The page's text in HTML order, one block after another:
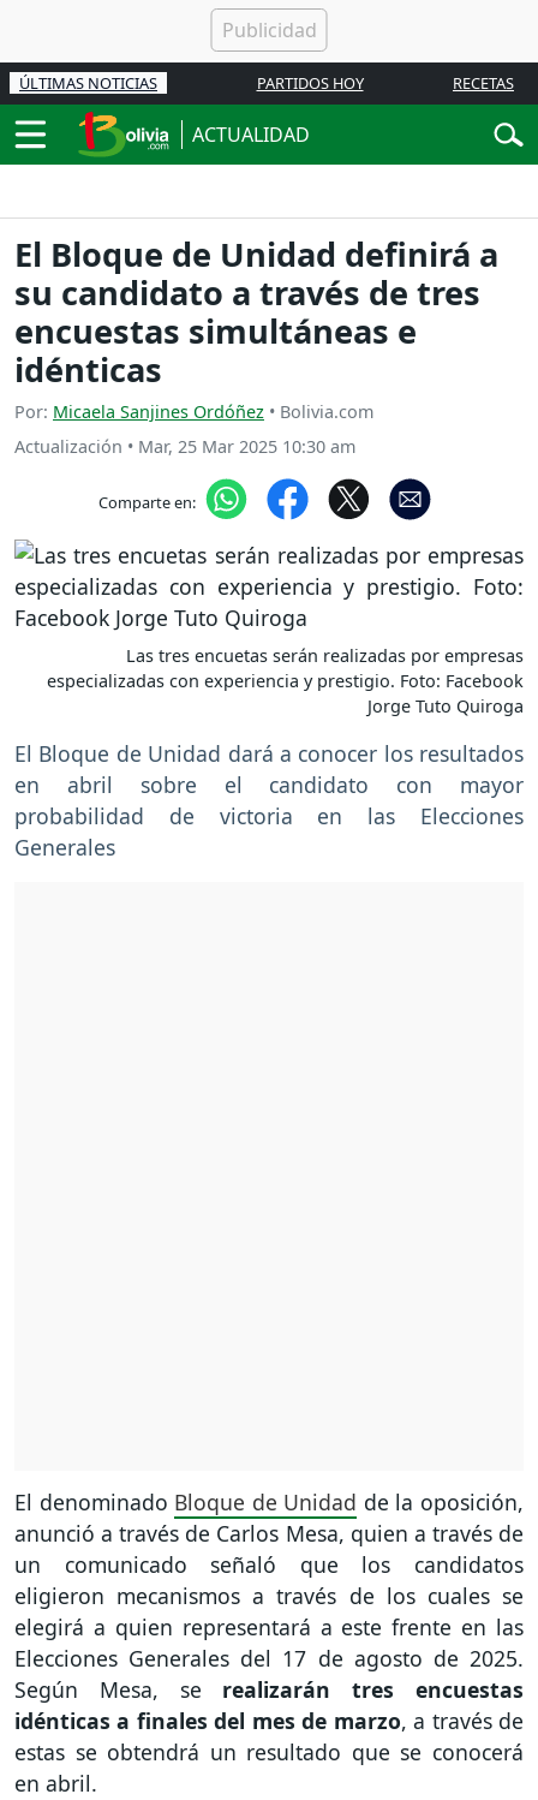
ÚLTIMAS NOTICIAS PARTIDOS HOY RECETAS
ACTUALIDAD
El Bloque de Unidad definirá a
su candidato a través de tres
encuestas simultáneas e
idénticas
Por: Micaela Sanjines Ordóñez • Bolivia.com
Actualización • Mar, 25 Mar 2025 10:30 am
Comparte en:
Las tres encuetas serán realizadas por empresas
especializadas con experiencia y prestigio. Foto: Facebook
Jorge Tuto Quiroga
El Bloque de Unidad dará a conocer los resultados
en abril sobre el candidato con mayor
probabilidad de victoria en las Elecciones
Generales
El denominado Bloque de Unidad de la oposición,
anunció a través de Carlos Mesa, quien a través de
un comunicado señaló que los candidatos
eligieron mecanismos a través de los cuales se
elegirá a quien representará a este frente en las
Elecciones Generales del 17 de agosto de 2025.
Según Mesa, se realizarán tres encuestas
idénticas a finales del mes de marzo, a través de
estas se obtendrá un resultado que se conocerá
en abril.